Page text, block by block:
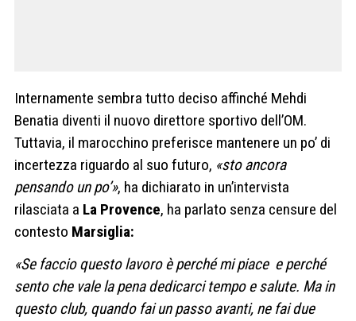
Internamente sembra tutto deciso affinché Mehdi
Benatia diventi il nuovo direttore sportivo dell’OM.
Tuttavia, il marocchino preferisce mantenere un po’ di
incertezza riguardo al suo futuro, «sto ancora
pensando un po’», ha dichiarato in un’intervista
rilasciata a La Provence, ha parlato senza censure del
contesto Marsiglia:
«Se faccio questo lavoro è perché mi piace e perché
sento che vale la pena dedicarci tempo e salute. Ma in
questo club, quando fai un passo avanti, ne fai due